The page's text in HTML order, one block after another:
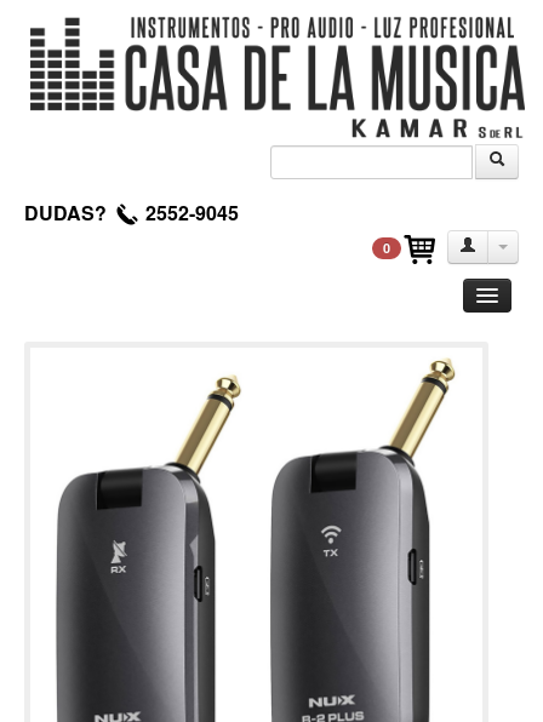
DUDAS? 2552-9045
0
Amplificadores
Pedales de efectos
Estuches y fundas